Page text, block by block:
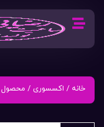
خانه / اکسسوری / محصول